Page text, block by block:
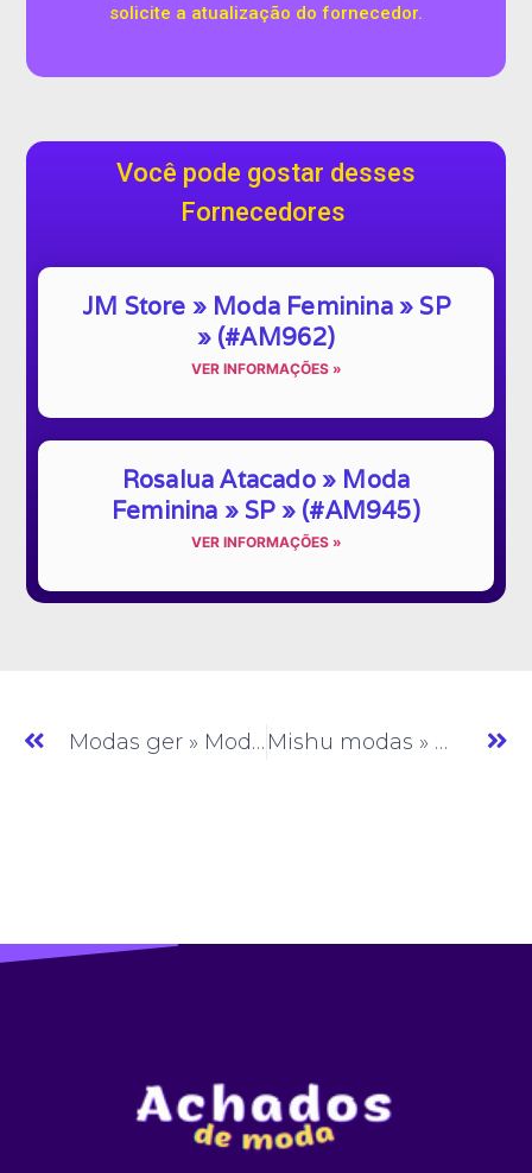
solicite a atualização do fornecedor.
Você pode gostar desses
Fornecedores
JM Store » Moda Feminina » SP
» (#AM962)
VER INFORMAÇÕES »
Rosalua Atacado » Moda
Feminina » SP » (#AM945)
VER INFORMAÇÕES »
Modas ger » Moda Baratinha » SP » (#AM884) Mishu modas » Moda Feminina » SP » (#AM886)